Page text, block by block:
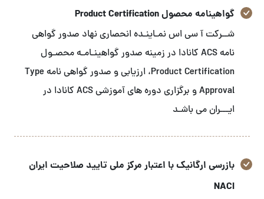
گواهینامه محصول Product Certification
شــرکت آ سی اس نمـاینـده انحصاری نهاد صدور گواهی
نامه ACS کانادا در زمینه صدور گواهینـامـه محصـول
Product Certification، ارزیابی و صدور گواهی نامه Type
Approval و برگزاری دوره های آموزشی ACS کانادا در
ایـــران می باشـد
بازرسی ارگانیک با اعتبار مرکز ملی تایید صلاحیت ایران
NACI